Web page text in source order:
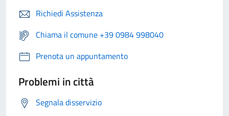
Richiedi Assistenza
Chiama il comune +39 0984 998040
Prenota un appuntamento
Problemi in città
Segnala disservizio